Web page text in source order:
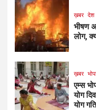
ख़बर देश
भीषण
लोग,
ख़बर
एम्स
योग
योग